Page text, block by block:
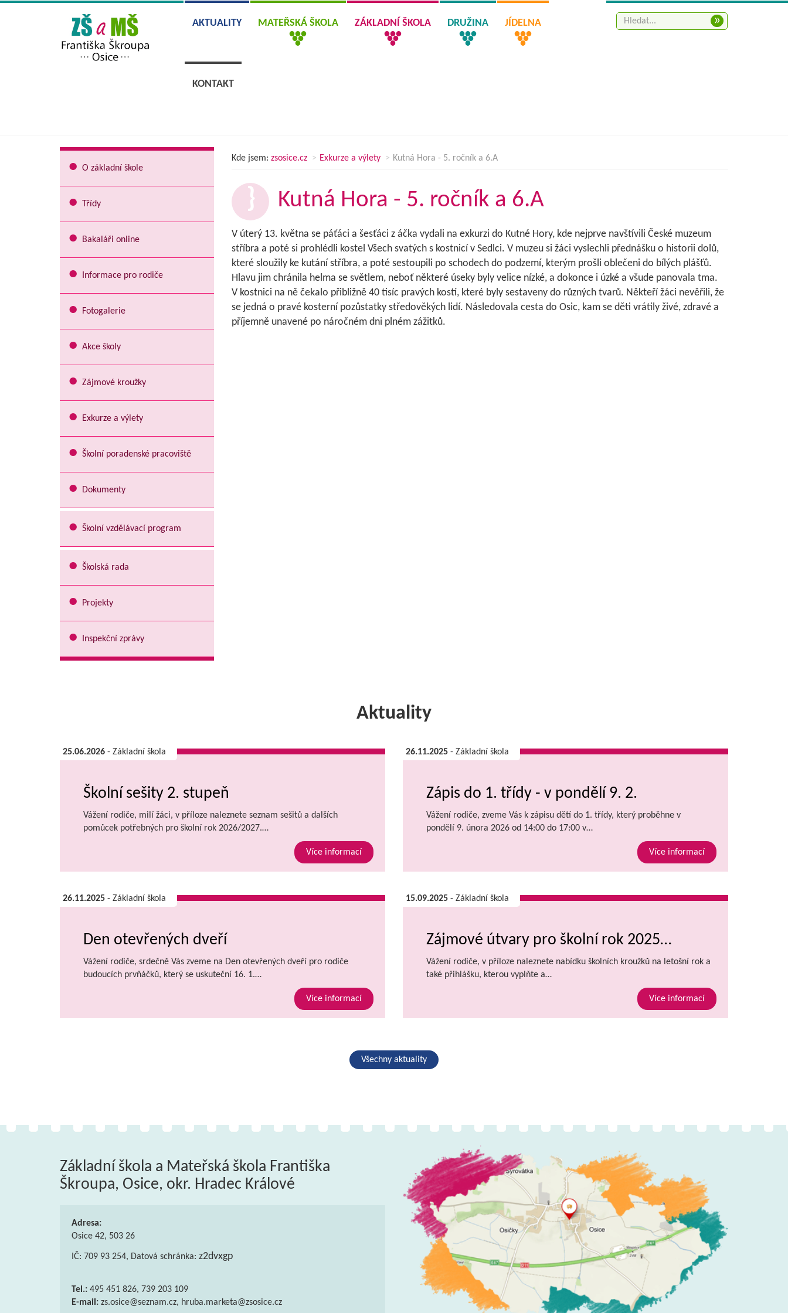
AKTUALITY MATEŘSKÁ ŠKOLA ZÁKLADNÍ ŠKOLA DRUŽINA JÍDELNA
KONTAKT
»
Kde jsem: zsosice.cz Exkurze a výlety Kutná Hora - 5. ročník a 6.A
Kutná Hora - 5. ročník a 6.A
V úterý 13. května se páťáci a šesťáci z áčka vydali na exkurzi do Kutné Hory, kde nejprve navštívili České muzeum
stříbra a poté si prohlédli kostel Všech svatých s kostnicí v Sedlci. V muzeu si žáci vyslechli přednášku o historii dolů,
které sloužily ke kutání stříbra, a poté sestoupili po schodech do podzemí, kterým prošli oblečeni do bílých plášťů.
Hlavu jim chránila helma se světlem, neboť některé úseky byly velice nízké, a dokonce i úzké a všude panovala tma.
V kostnici na ně čekalo přibližně 40 tisíc pravých kostí, které byly sestaveny do různých tvarů. Někteří žáci nevěřili, že
se jedná o pravé kosterní pozůstatky středověkých lidí. Následovala cesta do Osic, kam se děti vrátily živé, zdravé a
příjemně unavené po náročném dni plném zážitků.
O základní škole
Třídy
Bakaláři online
Informace pro rodiče
Fotogalerie
Akce školy
Zájmové kroužky
Exkurze a výlety
Školní poradenské pracoviště
Dokumenty
Školní vzdělávací program
Školská rada
Projekty
Inspekční zprávy
Aktuality
25.06.2026 - Základní škola
Školní sešity 2. stupeň
Vážení rodiče, milí žáci, v příloze naleznete seznam sešitů a dalších
pomůcek potřebných pro školní rok 2026/2027.…
Více informací
26.11.2025 - Základní škola
Zápis do 1. třídy - v pondělí 9. 2.
Vážení rodiče, zveme Vás k zápisu dětí do 1. třídy, který proběhne v
pondělí 9. února 2026 od 14:00 do 17:00 v…
Více informací
26.11.2025 - Základní škola
Den otevřených dveří
Vážení rodiče, srdečně Vás zveme na Den otevřených dveří pro rodiče
budoucích prvňáčků, který se uskuteční 16. 1.…
Více informací
15.09.2025 - Základní škola
Zájmové útvary pro školní rok 2025…
Vážení rodiče, v příloze naleznete nabídku školních kroužků na letošní rok a
také přihlášku, kterou vyplňte a…
Více informací
Všechny aktuality
Základní škola a Mateřská škola Františka
Škroupa, Osice, okr. Hradec Králové
Adresa:
Osice 42, 503 26
IČ: 709 93 254, Datová schránka: z2dvxgp
Tel.: 495 451 826, 739 203 109
E-mail: zs.osice@seznam.cz, hruba.marketa@zsosice.cz